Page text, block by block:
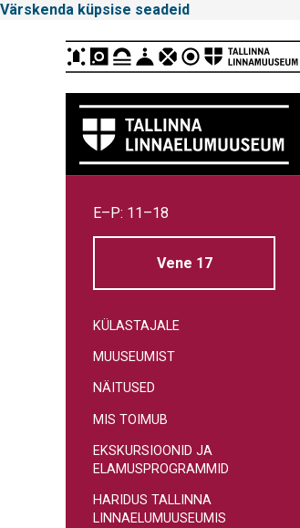
Värskenda küpsise seadeid
Linnamuuseum
E–P: 11–18
Vene 17
KÜLASTAJALE
MUUSEUMIST
NÄITUSED
MIS TOIMUB
EKSKURSIOONID JA
ELAMUSPROGRAMMID
HARIDUS TALLINNA
LINNAELUMUUSEUMIS